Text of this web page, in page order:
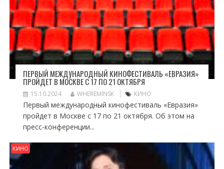
ПЕРВЫЙ МЕЖДУНАРОДНЫЙ КИНОФЕСТИВАЛЬ «ЕВРАЗИЯ»
ПРОЙДЕТ В МОСКВЕ С 17 ПО 21 ОКТЯБРЯ
15.10.2024 WHEREMINSK КИНО
Первый международный кинофестиваль «Евразия»
пройдет в Москве с 17 по 21 октября. Об этом на
пресс-конференции...
КИНО